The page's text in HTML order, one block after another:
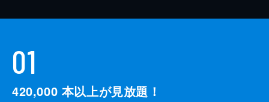
01
420,000 本以上が見放題！